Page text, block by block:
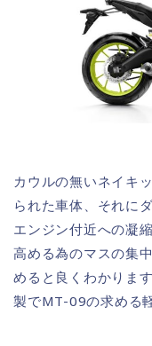
カウルの無いネイキ
られた車体、それに
エンジン付近への凝
高める為のマスの集
めると良くわかりま
製でMT-09の求める